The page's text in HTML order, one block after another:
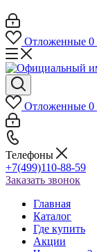
Отложенные 0
Отложенные 0
Телефоны
+7(499)110-88-59
Заказать звонок
Главная
Каталог
Где купить
Акции